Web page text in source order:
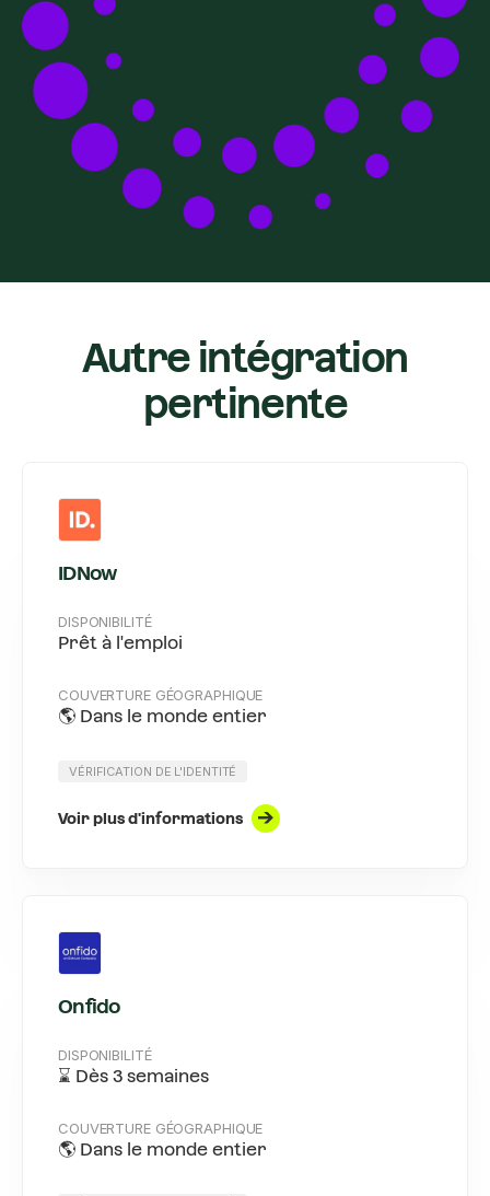
Autre intégration
pertinente
IDNow
DISPONIBILITÉ
Prêt à l'emploi
COUVERTURE GÉOGRAPHIQUE
🌎 Dans le monde entier
VÉRIFICATION DE L'IDENTITÉ
Voir plus d'informations
Onfido
DISPONIBILITÉ
⌛ Dès 3 semaines
COUVERTURE GÉOGRAPHIQUE
🌎 Dans le monde entier